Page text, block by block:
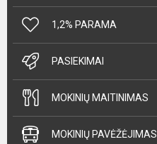
1,2% PARAMA
PASIEKIMAI
MOKINIŲ MAITINIMAS
MOKINIŲ PAVĖŽĖJIMAS